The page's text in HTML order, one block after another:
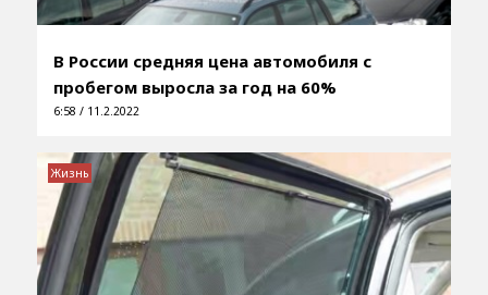
В России средняя цена автомобиля с
пробегом выросла за год на 60%
6:58 / 11.2.2022
Жизнь